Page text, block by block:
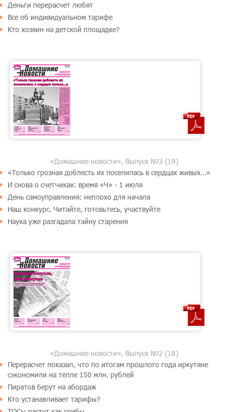
Деньги перерасчет любят
Все об индивидуальном тарифе
Кто хозяин на детской площадке?
«Домашние новости», Выпуск №3 (19)
«Только грозная доблесть их поселилась в сердцах живых…»
И снова о счетчиках: время «Ч» - 1 июля
День самоуправления: неплохо для начала
Наш конкурс. Читайте, готовьтесь, участвуйте
Наука уже разгадала тайну старения
«Домашние новости», Выпуск №2 (18)
Перерасчет показал, что по итогам прошлого года иркутяне
сэкономили на тепле 150 млн. рублей
Пиратов берут на абордаж
Кто устанавливает тарифы?